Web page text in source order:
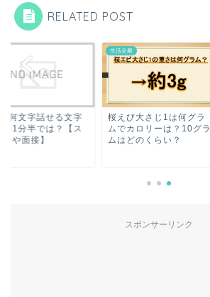
RELATED POST
何文字話せる文字
？1分半では？【ス
や面接】
生活全般
桜えび大さじ1は何グラ
ムでカロリーは？10グラ
ムはどのくらい？
スポンサーリンク